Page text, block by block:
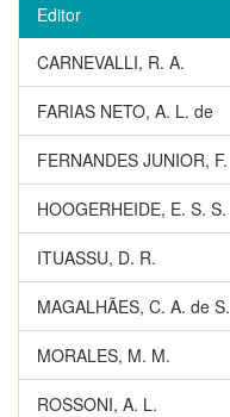
Editor
CARNEVALLI, R. A.
FARIAS NETO, A. L. de
FERNANDES JUNIOR, F.
HOOGERHEIDE, E. S. S.
ITUASSU, D. R.
MAGALHÃES, C. A. de S.
MORALES, M. M.
ROSSONI, A. L.